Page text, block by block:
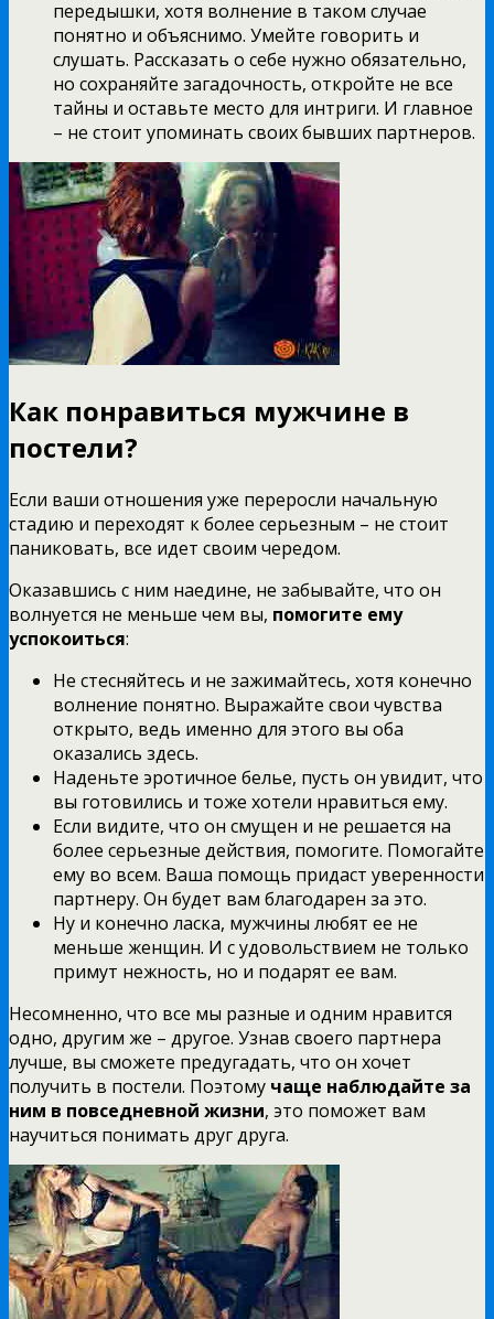
передышки, хотя волнение в таком случае
понятно и объяснимо. Умейте говорить и
слушать. Рассказать о себе нужно обязательно,
но сохраняйте загадочность, откройте не все
тайны и оставьте место для интриги. И главное
– не стоит упоминать своих бывших партнеров.
Как понравиться мужчине в
постели?
Если ваши отношения уже переросли начальную
стадию и переходят к более серьезным – не стоит
паниковать, все идет своим чередом.
Оказавшись с ним наедине, не забывайте, что он
волнуется не меньше чем вы, помогите ему
успокоиться:
Не стесняйтесь и не зажимайтесь, хотя конечно
волнение понятно. Выражайте свои чувства
открыто, ведь именно для этого вы оба
оказались здесь.
Наденьте эротичное белье, пусть он увидит, что
вы готовились и тоже хотели нравиться ему.
Если видите, что он смущен и не решается на
более серьезные действия, помогите. Помогайте
ему во всем. Ваша помощь придаст уверенности
партнеру. Он будет вам благодарен за это.
Ну и конечно ласка, мужчины любят ее не
меньше женщин. И с удовольствием не только
примут нежность, но и подарят ее вам.
Несомненно, что все мы разные и одним нравится
одно, другим же – другое. Узнав своего партнера
лучше, вы сможете предугадать, что он хочет
получить в постели. Поэтому чаще наблюдайте за
ним в повседневной жизни, это поможет вам
научиться понимать друг друга.